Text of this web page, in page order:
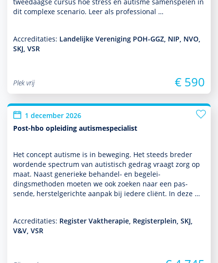
dit complexe scenario. Leer als professional …
Accreditaties: Landelijke Vereniging POH-GGZ, NIP, NVO,
SKJ, VSR
Plek vrij € 590
1 december 2026
Post-hbo opleiding autismespecialist
Het concept autisme is in beweging. Het steeds breder
wordende spectrum van autis­tisch gedrag vraagt zorg op
maat. Naast generieke behan­del- en bege­lei­
dingsmethoden moeten we ook zoeken naar een pas­
sende, herstelgerichte aanpak bij iedere cliënt. In deze …
Accreditaties: Register Vaktherapie, Registerplein, SKJ,
V&V, VSR